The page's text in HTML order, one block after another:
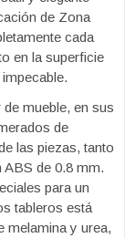
de Zona
cada
en la superficie
mueble, en sus
de
las piezas, tanto
de 0.8 mm.
para un
tableros está
melamina y urea,